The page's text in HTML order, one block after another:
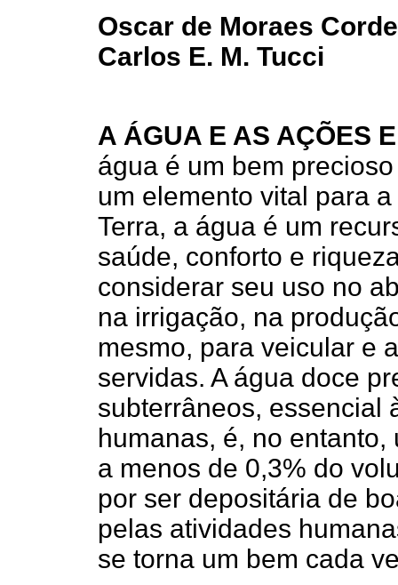
Oscar de Moraes
Carlos E. M. Tucci
A ÁGUA E AS AÇÕES
água é um bem
um elemento vital para
Terra, a água é um
saúde, conforto e
considerar seu uso no
na irrigação, na
mesmo, para veicular e
servidas. A água doce
subterrâneos, essencial
humanas, é, no
a menos de 0,3% do
por ser depositária de
pelas atividades
se torna um bem cada